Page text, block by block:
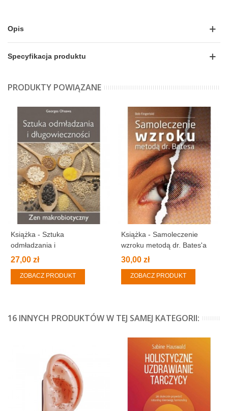
Opis
Specyfikacja produktu
PRODUKTY POWIĄZANE
Książka - Sztuka
odmładzania i
długowieczności. Zen
27,00 zł
ZOBACZ PRODUKT
Książka - Samoleczenie
wzroku metodą dr. Bates'a
30,00 zł
ZOBACZ PRODUKT
16 INNYCH PRODUKTÓW W TEJ SAMEJ KATEGORII: